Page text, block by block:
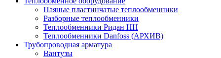
Паяные пластинчатые теплообменники
Разборные теплообменники
Теплообменники Ридан НН
Теплообменники Danfoss (АРХИВ)
Трубопроводная арматура
Вантузы